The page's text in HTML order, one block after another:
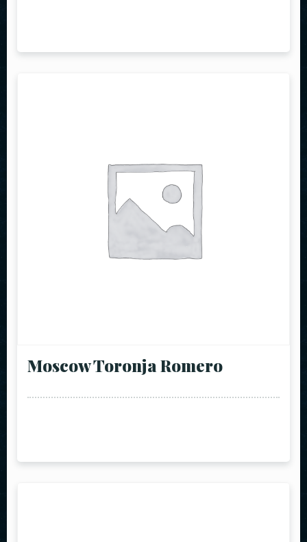
Moscow Toronja Romero